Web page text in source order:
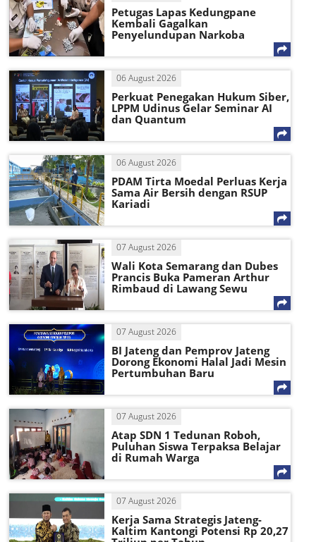
Petugas Lapas Kedungpane
Kembali Gagalkan
Penyelundupan Narkoba
06 August 2026
Perkuat Penegakan Hukum Siber,
LPPM Udinus Gelar Seminar AI
dan Quantum
06 August 2026
PDAM Tirta Moedal Perluas Kerja
Sama Air Bersih dengan RSUP
Kariadi
07 August 2026
Wali Kota Semarang dan Dubes
Prancis Buka Pameran Arthur
Rimbaud di Lawang Sewu
07 August 2026
BI Jateng dan Pemprov Jateng
Dorong Ekonomi Halal Jadi Mesin
Pertumbuhan Baru
07 August 2026
Atap SDN 1 Tedunan Roboh,
Puluhan Siswa Terpaksa Belajar
di Rumah Warga
07 August 2026
Kerja Sama Strategis Jateng-
Kaltim Kantongi Potensi Rp 20,27